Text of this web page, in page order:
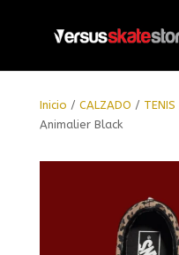
Inicio / CALZADO / TENIS
Animalier Black